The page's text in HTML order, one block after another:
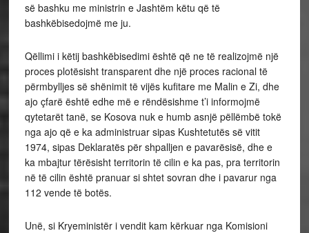
së bashku me ministrin e Jashtëm këtu që të
bashkëbisedojmë me ju.
Qëllimi i këtij bashkëbisedimi është që ne të realizojmë një
proces plotësisht transparent dhe një proces racional të
përmbylljes së shënimit të vijës kufitare me Malin e Zi, dhe
ajo çfarë është edhe më e rëndësishme t’i informojmë
qytetarët tanë, se Kosova nuk e humb asnjë pëllëmbë tokë
nga ajo që e ka administruar sipas Kushtetutës së vitit
1974, sipas Deklaratës për shpalljen e pavarësisë, dhe e
ka mbajtur tërësisht territorin të cilin e ka pas, pra territorin
në të cilin është pranuar si shtet sovran dhe i pavarur nga
112 vende të botës.
Unë, si Kryeministër i vendit kam kërkuar nga Komisioni